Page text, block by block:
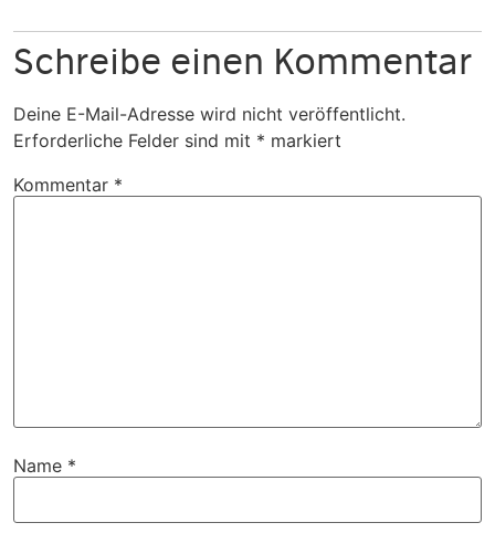
Schreibe einen Kommentar
Deine E-Mail-Adresse wird nicht veröffentlicht.
Erforderliche Felder sind mit * markiert
Kommentar *
Name *